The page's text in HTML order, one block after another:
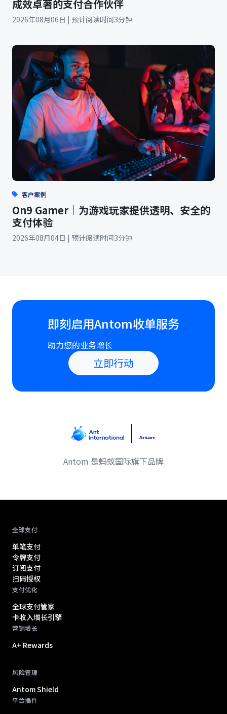
成效卓著的支付合作伙伴
2026年08月06日 | 预计阅读时间3分钟
客户案例
On9 Gamer｜为游戏玩家提供透明、安全的
支付体验
2026年08月04日 | 预计阅读时间3分钟
即刻启用Antom收单服务
助力您的业务增长
立即行动
Antom 是蚂蚁国际旗下品牌
全球支付
单笔支付
令牌支付
订阅支付
扫码授权
支付优化
全球支付管家
卡收入增长引擎
营销增长
A+ Rewards
风险管理
Antom Shield
平台插件